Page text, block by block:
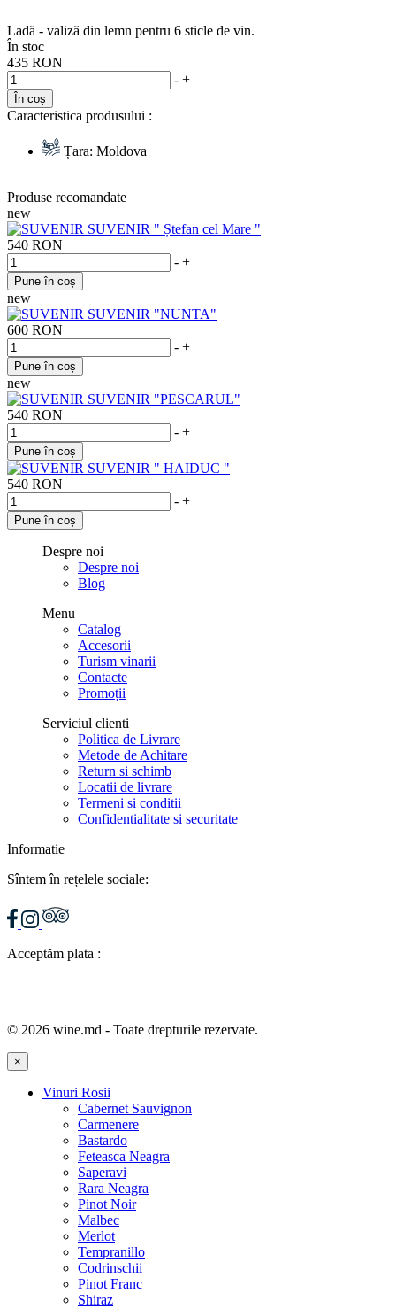
Ladă - valiză din lemn pentru 6 sticle de vin.
În stoc
435 RON
- +
În coș
Caracteristica produsului :
Țara:Moldova
Produse recomandate
new
SUVENIR " Ștefan cel Mare "
540 RON
- +
Pune în coș
new
SUVENIR "NUNTA"
600 RON
- +
Pune în coș
new
SUVENIR "PESCARUL"
540 RON
- +
Pune în coș
SUVENIR " HAIDUC "
540 RON
- +
Pune în coș
Despre noi
Despre noi
Blog
Menu
Catalog
Accesorii
Turism vinarii
Contacte
Promoții
Serviciul clienti
Politica de Livrare
Metode de Achitare
Return si schimb
Locatii de livrare
Termeni si conditii
Confidentialitate si securitate
Informatie
Sîntem în rețelele sociale:
Acceptăm plata :
© 2026 wine.md - Toate drepturile rezervate.
×
Vinuri Rosii
Cabernet Sauvignon
Carmenere
Bastardo
Feteasca Neagra
Saperavi
Rara Neagra
Pinot Noir
Malbec
Merlot
Tempranillo
Codrinschii
Pinot Franc
Shiraz